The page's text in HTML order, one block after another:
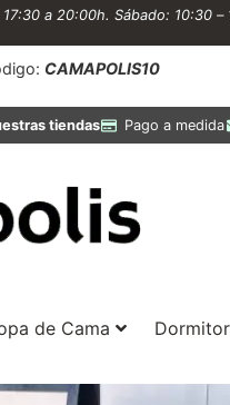
a 20:00h. Sábado: 10:30 –
CAMAPOLIS10
tiendas Pago a medida
de Cama